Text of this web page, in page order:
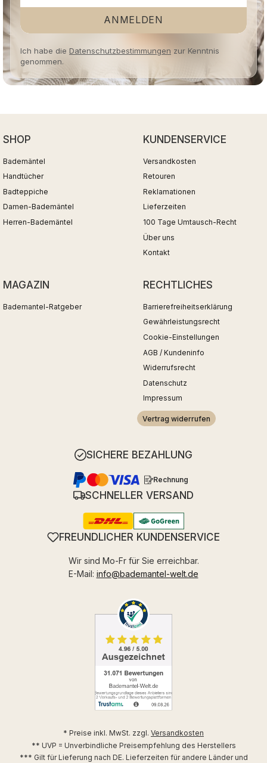
ANMELDEN
Ich habe die Datenschutzbestimmungen zur Kenntnis
genommen.
SHOP
Bademäntel
Handtücher
Badteppiche
Damen-Bademäntel
Herren-Bademäntel
KUNDENSERVICE
Versandkosten
Retouren
Reklamationen
Lieferzeiten
100 Tage Umtausch-Recht
Über uns
Kontakt
MAGAZIN
Bademantel-Ratgeber
RECHTLICHES
Barrierefreiheitserklärung
Gewährleistungsrecht
Cookie-Einstellungen
AGB / Kundeninfo
Widerrufsrecht
Datenschutz
Impressum
Vertrag widerrufen
SICHERE BEZAHLUNG
Rechnung
SCHNELLER VERSAND
FREUNDLICHER KUNDENSERVICE
Wir sind Mo-Fr für Sie erreichbar.
E-Mail: info@bademantel-welt.de
* Preise inkl. MwSt. zzgl. Versandkosten
** UVP = Unverbindliche Preisempfehlung des Herstellers
*** Gilt für Lieferung nach DE. Lieferzeiten für andere Länder und